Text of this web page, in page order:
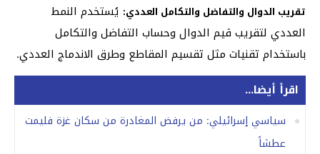
تقريب الدوال والتفاضل والتكامل العددي: يُستخدم النمط
العددي لتقريب قيم الدوال وحساب التفاضل والتكامل
باستخدام تقنيات مثل تقسيم المقاطع وطرق الاندماج العددي.
اقرأ أيضا...
سياسي إسرائيلي: من يرفض المغادرة من سكان غزة فليمت
عطشاً